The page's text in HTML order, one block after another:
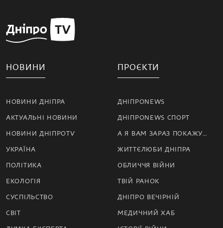
НОВИНИ
НОВИНИ ДНІПРА
АКТУАЛЬНІ НОВИНИ
НОВИНИ ДНІПРОTV
УКРАЇНА
ПОЛІТИКА
ЕКОЛОГІЯ
СУСПІЛЬСТВО
СВІТ
ПРОЄКТИ
ДНІПРОNEWS
ДНІПРОNEWS СПОРТ
А Я ВАМ ЗАРАЗ ПОКАЖУ…
ЖИТТЄЛЮБИ ДНІПРА
ОБЛИЧЧЯ ВІЙНИ
ТВІЙ РАНОК
ДНІПРО ВЕЧІРНІЙ
МЕДИЧНИЙ ХАБ